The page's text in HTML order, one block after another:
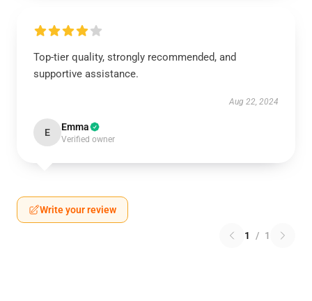
Top-tier quality, strongly recommended, and
supportive assistance.
Aug 22, 2024
E Emma
Verified owner
Write your review
1 / 1